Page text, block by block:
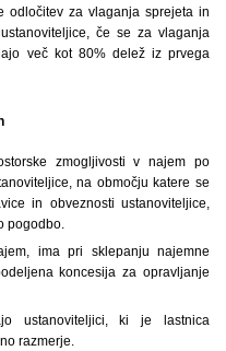
odločitev za vlaganja sprejeta in
če se za vlaganja
več kot 80% delež iz prvega
zmogljivosti v najem po
na območju katere se
in obveznosti ustanoviteljice,
pogodbo.
ima pri sklepanju najemne
koncesija za opravljanje
ustanoviteljici, ki je lastnica
razmerje.